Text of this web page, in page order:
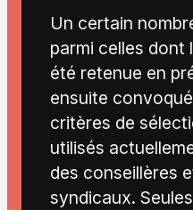
Un certain
parmi celles dont
été retenue en
ensuite
critères de
utilisés
des conseillères
syndicaux.